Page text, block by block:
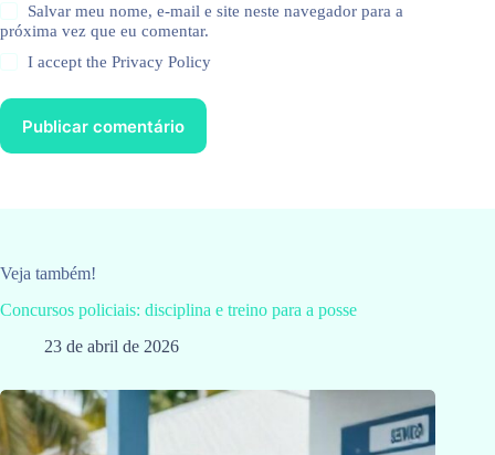
Salvar meu nome, e-mail e site neste navegador para a
próxima vez que eu comentar.
I accept thePrivacy Policy
Publicar comentário
Veja também!
Concursos policiais: disciplina e treino para a posse
23 de abril de 2026